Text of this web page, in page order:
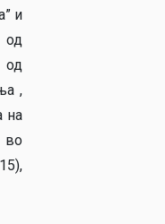
и
од
од
,
на
во